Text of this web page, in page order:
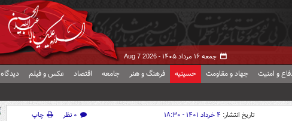
جمعه ۱۶ مرداد ۱۴۰۵ - Aug 7 2026
و امنیت جهاد و مقاومت حسینیه فرهنگ و هنر جامعه اقتصاد عکس و فیلم دیدگاه
تاریخ انتشار: ۴ خرداد ۱۴۰۱ - ۱۸:۳۰ ۰ نظر
چاپ